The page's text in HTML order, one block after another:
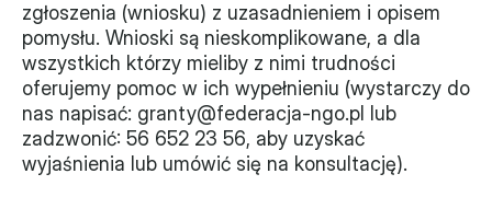
Monitorujemy
Działania z ostatnich lat
Sprawy
Forum Dobrego Prawa
zgłoszenia (wniosku) z uzasadnieniem i opisem
pomysłu. Wnioski są nieskomplikowane, a dla
wszystkich którzy mieliby z nimi trudności
oferujemy pomoc w ich wypełnieniu (wystarczy do
nas napisać: granty@federacja-ngo.pl lub
zadzwonić: 56 652 23 56, aby uzyskać
wyjaśnienia lub umówić się na konsultację).